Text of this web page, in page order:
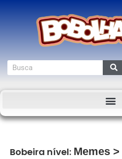
Bobeira nível: Memes >